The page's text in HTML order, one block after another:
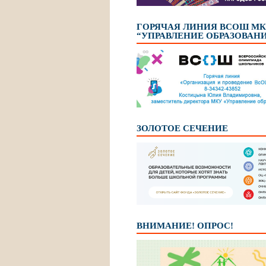
ГОРЯЧАЯ ЛИНИЯ ВСОШ
“УПРАВЛЕНИЕ
ЗОЛОТОЕ СЕЧЕНИЕ
ВНИМАНИЕ! ОПРОС!